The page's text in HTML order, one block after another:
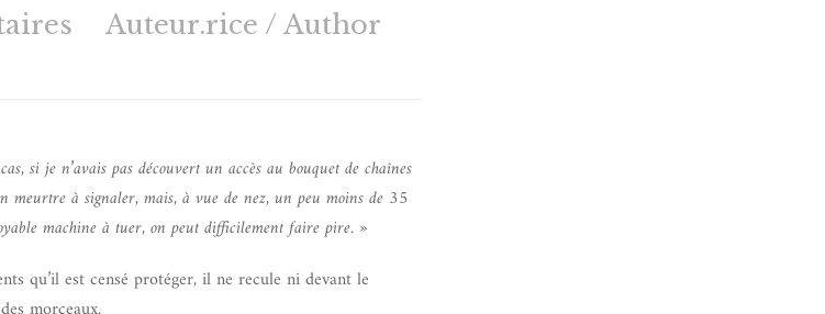
Auteur.rice / Author
si je n’avais pas découvert un accès au bouquet de chaînes
meurtre à signaler, mais, à vue de nez, un peu moins de 35
machine à tuer, on peut difficilement faire pire. »
qu’il est censé protéger, il ne recule ni devant le